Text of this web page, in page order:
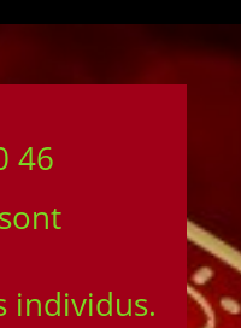
46
individus.